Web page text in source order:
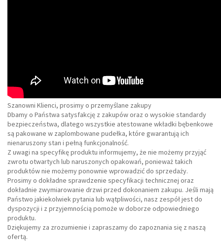
Szanowni Klienci, prosimy o przemyślane zakupy
Dbamy o Państwa satysfakcję z zakupów oraz o wysokie standardy
bezpieczeństwa, dlatego wszystkie atestowane wkładki bębenkowe
są pakowane w zaplombowane pudełka, które gwarantują ich
nienaruszony stan i pełną funkcjonalność.
Z uwagi na specyfikę produktu informujemy, że nie możemy przyjąć
zwrotu otwartych lub naruszonych opakowań, ponieważ takich
produktów nie możemy ponownie wprowadzić do sprzedaży.
Prosimy o dokładne sprawdzenie specyfikacji technicznej oraz
dokładnie zwymiarowanie drzwi przed dokonaniem zakupu. Jeśli mają
Państwo jakiekolwiek pytania lub wątpliwości, nasz zespół jest do
dyspozycji i z przyjemnością pomoże w doborze odpowiedniego
produktu.
Dziękujemy za zrozumienie i zapraszamy do zapoznania się z naszą
ofertą.